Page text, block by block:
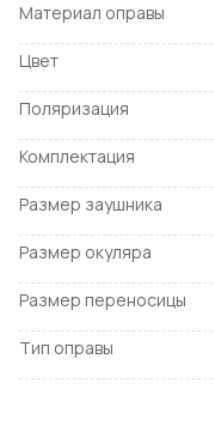
Материал оправы
Цвет
Поляризация
Комплектация
Размер заушника
Размер окуляра
Размер переносицы
Тип оправы